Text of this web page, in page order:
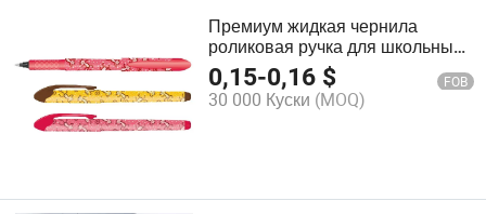
Премиум жидкая чернила
роликовая ручка для школьных
принадлежностей
0,15-0,16 $ FOB
30 000 Куски (MOQ)